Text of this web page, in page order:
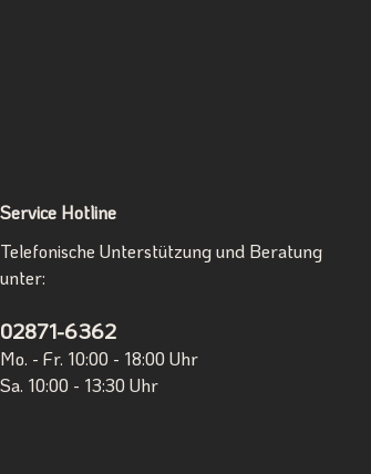
Service Hotline
Telefonische Unterstützung und Beratung
unter:
02871-6362
Mo. - Fr. 10:00 - 18:00 Uhr
Sa. 10:00 - 13:30 Uhr